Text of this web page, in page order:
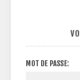
MOT DE PASSE: